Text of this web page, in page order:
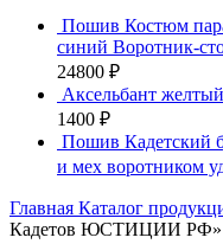
Пошив Костюм
синий Воротник-
24800 ₽
Аксельбант
1400 ₽
Пошив Кадетский
и мех воротником
Главная Каталог
Кадетов ЮСТИЦИИ РФ»